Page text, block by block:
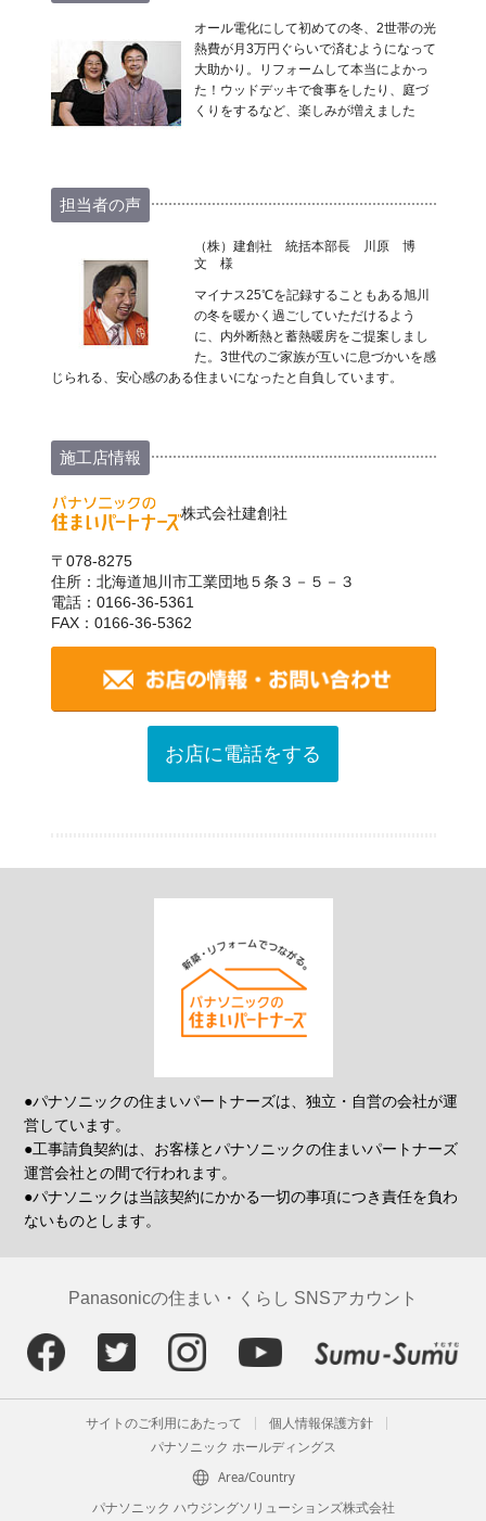
オール電化にして初めての冬、2世帯の光
熱費が月3万円ぐらいで済むようになって
大助かり。リフォームして本当によかっ
た！ウッドデッキで食事をしたり、庭づ
くりをするなど、楽しみが増えました
担当者の声
（株）建創社 統括本部長 川原 博
文 様
マイナス25℃を記録することもある旭川
の冬を暖かく過ごしていただけるよう
に、内外断熱と蓄熱暖房をご提案しまし
た。3世代のご家族が互いに息づかいを感
じられる、安心感のある住まいになったと自負しています。
施工店情報
株式会社建創社
〒078-8275
住所：北海道旭川市工業団地５条３－５－３
電話：0166-36-5361
FAX：0166-36-5362
お店に電話をする
●パナソニックの住まいパートナーズは、独立・自営の会社が運
営しています。
●工事請負契約は、お客様とパナソニックの住まいパートナーズ
運営会社との間で行われます。
●パナソニックは当該契約にかかる一切の事項につき責任を負わ
ないものとします。
Panasonicの住まい・くらし SNSアカウント
サイトのご利用にあたって
個人情報保護方針
パナソニック ホールディングス
Area/Country
パナソニック ハウジングソリューションズ株式会社